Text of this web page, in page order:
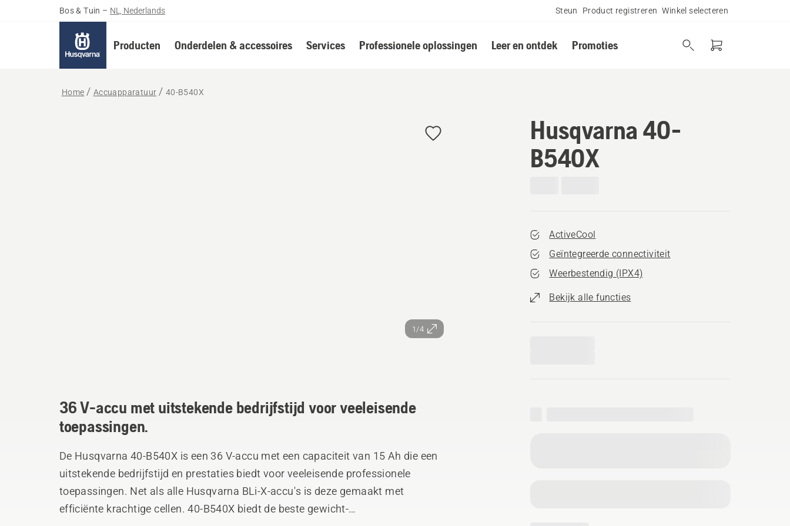
Bos & Tuin – NL, Nederlands Steun Product registreren Winkel selecteren
Producten Onderdelen & accessoires Services Professionele oplossingen Leer en ontdek Promoties
Home Accuapparatuur 40-B540X
1/4
Husqvarna 40-
B540X
ActiveCool
Geïntegreerde connectiviteit
Weerbestendig (IPX4)
Bekijk alle functies
36 V-accu met uitstekende bedrijfstijd voor veeleisende
toepassingen.
De Husqvarna 40-B540X is een 36 V-accu met een capaciteit van 15 Ah die een
uitstekende bedrijfstijd en prestaties biedt voor veeleisende professionele
toepassingen. Net als alle Husqvarna BLi-X-accu's is deze gemaakt met
efficiënte krachtige cellen. 40-B540X biedt de beste gewicht-